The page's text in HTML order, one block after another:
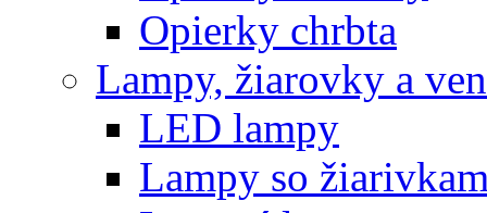
Opierky chrbta
Lampy, žiarovky a
LED lampy
Lampy so